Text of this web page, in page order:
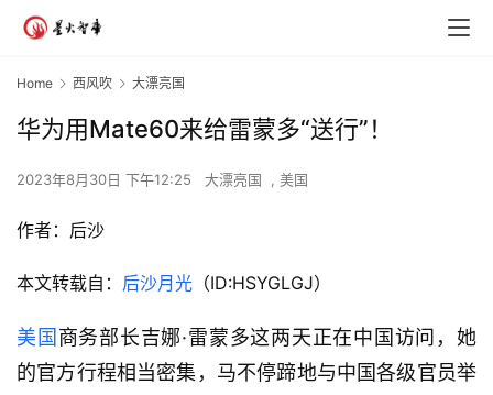
Home 西风吹 大漂亮国
华为用Mate60来给雷蒙多“送行”！
2023年8月30日 下午12:25 大漂亮国 , 美国
作者： 后沙
本文转载自： 后沙月光 （ID:HSYGLGJ）
美国 商务部长吉娜·雷蒙多这两天正在中国访问，她
的官方行程相当密集，马不停蹄地与中国各级官员举